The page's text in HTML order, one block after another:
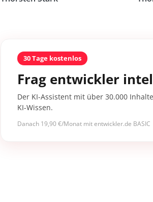
30 Tage kostenlos
Frag entwickler
Der KI-Assistent mit über 30.000
KI-Wissen.
Danach 19,90 €/Monat mit entwickler.de BASIC